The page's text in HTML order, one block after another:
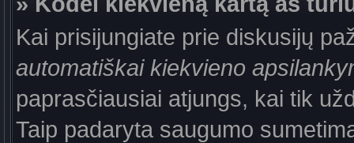
Kai prisijungiate prie diskusijų
automatiškai kiekvieno
paprasčiausiai atjungs, kai tik
Taip padaryta saugumo